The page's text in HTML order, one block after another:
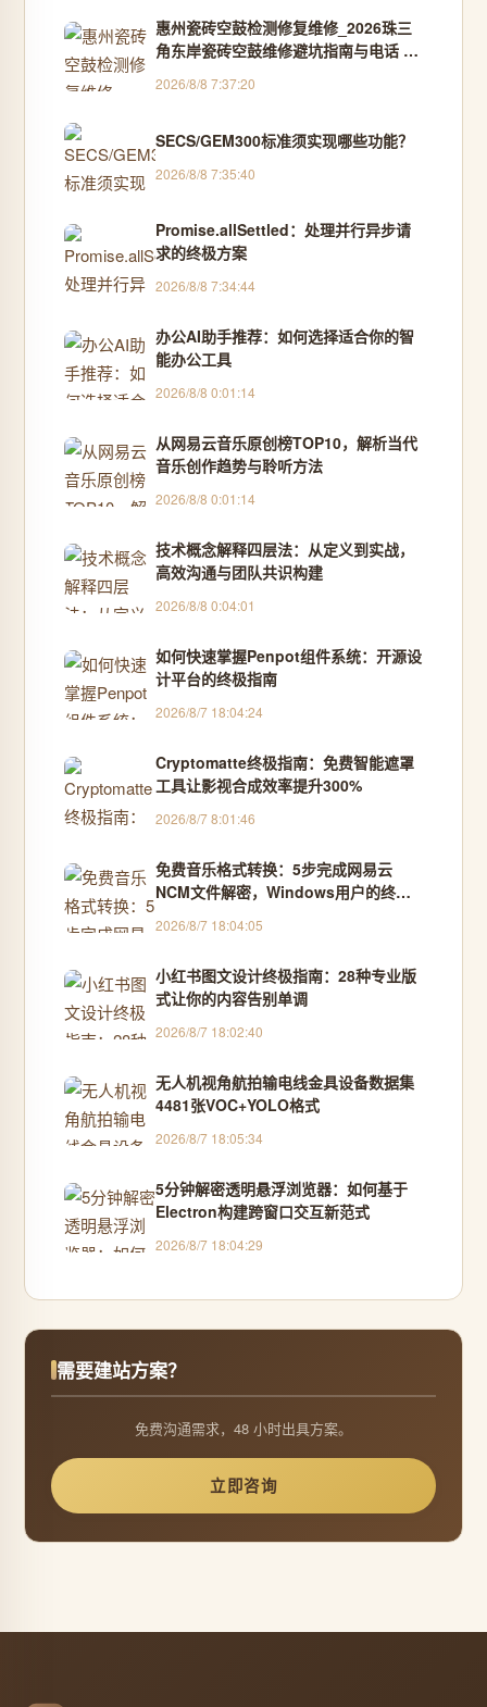
惠州瓷砖空鼓检测修复维修_2026珠三
角东岸瓷砖空鼓维修避坑指南与电话 -
2026/8/8 7:37:20
SECS/GEM300标准须实现哪些功能？
2026/8/8 7:35:40
Promise.allSettled：处理并行异步请
求的终极方案
2026/8/8 7:34:44
办公AI助手推荐：如何选择适合你的智
能办公工具
2026/8/8 0:01:14
从网易云音乐原创榜TOP10，解析当代
音乐创作趋势与聆听方法
2026/8/8 0:01:14
技术概念解释四层法：从定义到实战，
高效沟通与团队共识构建
2026/8/8 0:04:01
如何快速掌握Penpot组件系统：开源设
计平台的终极指南
2026/8/7 18:04:24
Cryptomatte终极指南：免费智能遮罩
工具让影视合成效率提升300%
2026/8/7 8:01:46
免费音乐格式转换：5步完成网易云
NCM文件解密，Windows用户的终极
2026/8/7 18:04:05
小红书图文设计终极指南：28种专业版
式让你的内容告别单调
2026/8/7 18:02:40
无人机视角航拍输电线金具设备数据集
4481张VOC+YOLO格式
2026/8/7 18:05:34
5分钟解密透明悬浮浏览器：如何基于
Electron构建跨窗口交互新范式
2026/8/7 18:04:29
需要建站方案？
免费沟通需求，48 小时出具方案。
立即咨询